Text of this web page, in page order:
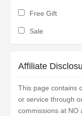
Free Gift
Sale
Affiliate
This page contains
or service through
commissions at NO